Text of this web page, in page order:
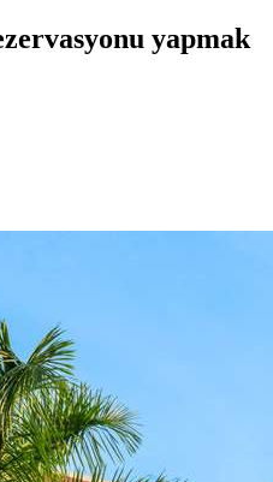
yapmak